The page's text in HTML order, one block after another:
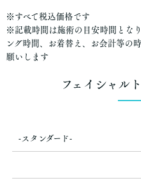
※すべて税込価格です
※記載時間は施術の目安時間とな
ング時間、お着替え、お会計等の
願いします
フェイシャル
-スタンダード-